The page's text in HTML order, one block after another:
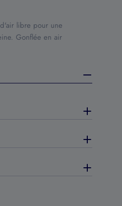
libre pour une
Gonflée en air